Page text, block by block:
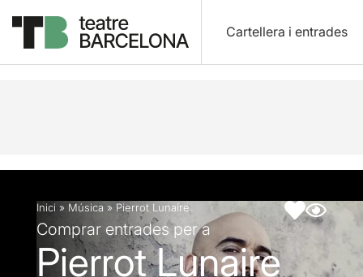
Cartellera i entrades
Descripció Fitxa artística
Inici » Música » Pierrot Lunaire
Comprar entrades per a
Pierrot Lunaire